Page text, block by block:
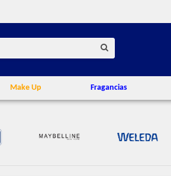
Make Up Fragancias